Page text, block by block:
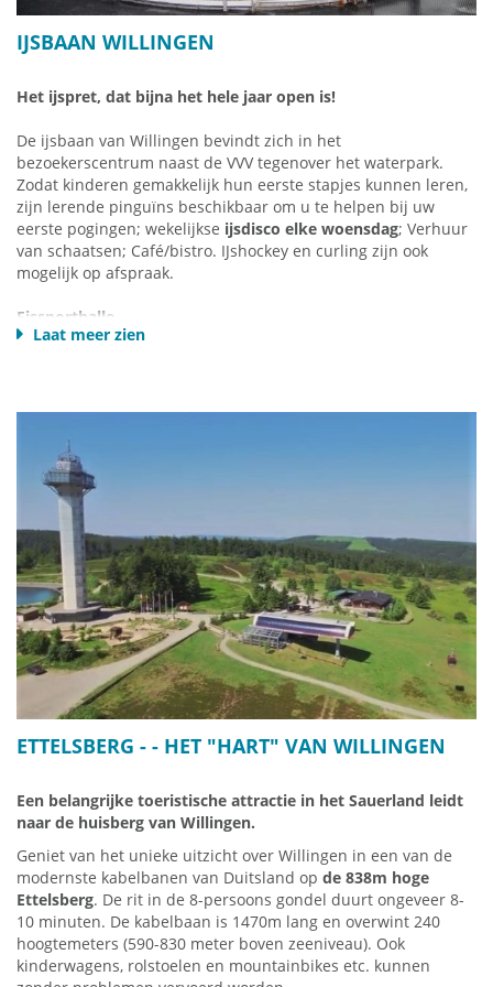
IJSBAAN WILLINGEN
Het ijspret, dat bijna het hele jaar open is!
De ijsbaan van Willingen bevindt zich in het
bezoekerscentrum naast de VVV tegenover het waterpark.
Zodat kinderen gemakkelijk hun eerste stapjes kunnen leren,
zijn lerende pinguïns beschikbaar om u te helpen bij uw
eerste pogingen; wekelijkse ijsdisco elke woensdag; Verhuur
van schaatsen; Café/bistro. IJshockey en curling zijn ook
mogelijk op afspraak.
Eissporthalle
Am Hagen 9-10
Laat meer zien
ETTELSBERG - - HET "HART" VAN WILLINGEN
Een belangrijke toeristische attractie in het Sauerland leidt
naar de huisberg van Willingen.
Geniet van het unieke uitzicht over Willingen in een van de
modernste kabelbanen van Duitsland op de 838m hoge
Ettelsberg. De rit in de 8-persoons gondel duurt ongeveer 8-
10 minuten. De kabelbaan is 1470m lang en overwint 240
hoogtemeters (590-830 meter boven zeeniveau). Ook
kinderwagens, rolstoelen en mountainbikes etc. kunnen